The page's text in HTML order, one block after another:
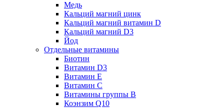
Медь
Кальций магний цинк
Кальций магний витамин D
Кальций магний D3
Йод
Отдельные витамины
Биотин
Витамин D3
Витамин E
Витамин C
Витамины группы B
Коэнзим Q10